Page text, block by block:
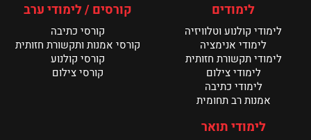
פסטיבל דוקאביב 2026 היה פנומנלי // המחלקה
לקולנוע מנשר לאמנות
קרא עוד >
לימודים
לימודי קולנוע וטלוויזיה
לימודי אנימציה
לימודי תקשורת חזותית
לימודי צילום
לימודי כתיבה
אמנות רב תחומית
קורסים / לימודי ערב
קורסי כתיבה
קורסי אמנות ותקשורת חזותית
קורסי קולנוע
קורסי צילום
לימודי תואר